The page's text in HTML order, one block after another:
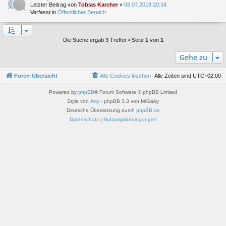
Letzter Beitrag von Tobias Karcher« 08.07.2018 20:34
Verfasst in Öffentlicher Bereich
Die Suche ergab 3 Treffer • Seite 1 von 1
Gehe zu
Foren-Übersicht Alle Zeiten sind UTC+02:00
Alle Cookies löschen
Powered by phpBB® Forum Software © phpBB Limited
Style von Arty - phpBB 3.3 von MrGaby
Deutsche Übersetzung durch phpBB.de
Datenschutz| Nutzungsbedingungen